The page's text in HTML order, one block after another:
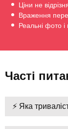
Ціни не
Враження
Реальні фото і
Часті
⚡ Яка